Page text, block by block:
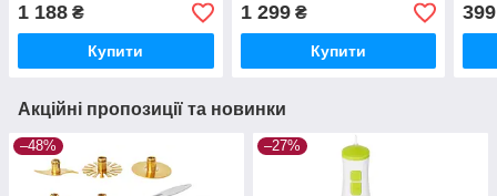
1 188 ₴
Купити
1 299₴
Купити
399
Акційні пропозиції та новинки
–48% –27%